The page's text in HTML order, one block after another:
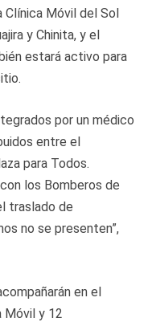
Clínica Móvil del Sol
y Chinita, y el
estará activo para
por un médico
entre el
para Todos.
los Bomberos de
traslado de
no se presenten”,
en el
Móvil y 12